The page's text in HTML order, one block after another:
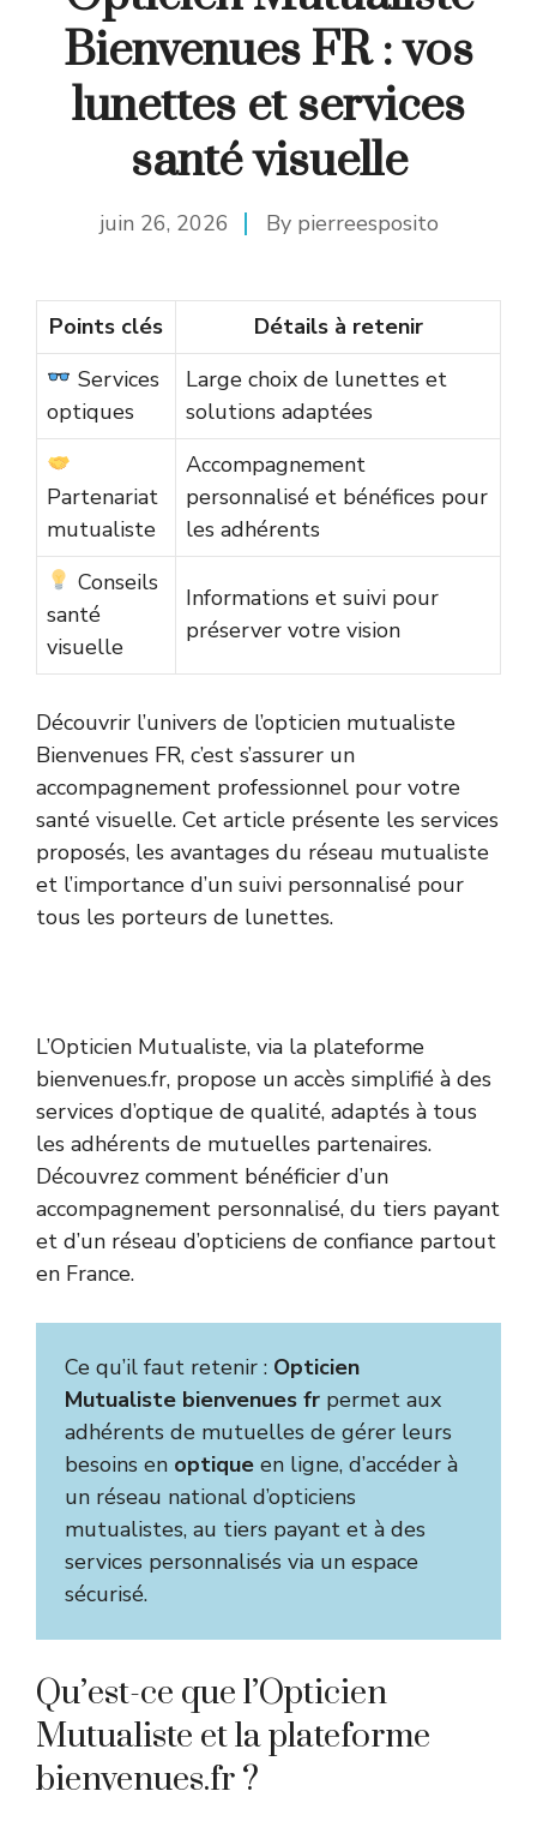
Bienvenues FR : vos
lunettes et services
santé visuelle
juin 26, 2026 By pierreesposito
Points clés
Détails à retenir
Services
optiques
Large choix de lunettes et
solutions adaptées
Partenariat
mutualiste
Accompagnement
personnalisé et bénéfices pour
les adhérents
Conseils
santé
visuelle
Informations et suivi pour
préserver votre vision
Découvrir l’univers de l’opticien mutualiste
Bienvenues FR, c’est s’assurer un
accompagnement professionnel pour votre
santé visuelle. Cet article présente les services
proposés, les avantages du réseau mutualiste
et l’importance d’un suivi personnalisé pour
tous les porteurs de lunettes.
L’Opticien Mutualiste, via la plateforme
bienvenues.fr, propose un accès simplifié à des
services d’optique de qualité, adaptés à tous
les adhérents de mutuelles partenaires.
Découvrez comment bénéficier d’un
accompagnement personnalisé, du tiers payant
et d’un réseau d’opticiens de confiance partout
en France.
Ce qu’il faut retenir : Opticien
Mutualiste bienvenues fr permet aux
adhérents de mutuelles de gérer leurs
besoins en optique en ligne, d’accéder à
un réseau national d’opticiens
mutualistes, au tiers payant et à des
services personnalisés via un espace
sécurisé.
Qu’est-ce que l’Opticien
Mutualiste et la plateforme
bienvenues.fr ?